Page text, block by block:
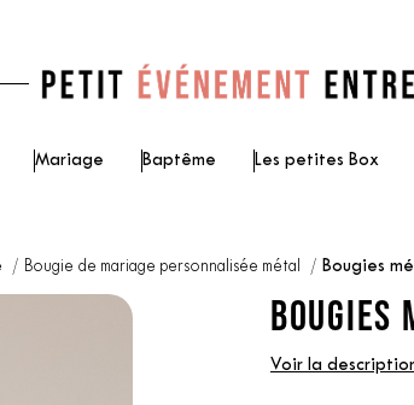
Mariage Baptême Les petites Box
Bougie de mariage personnalisée métal Bougies
BOUGIES
Voir la